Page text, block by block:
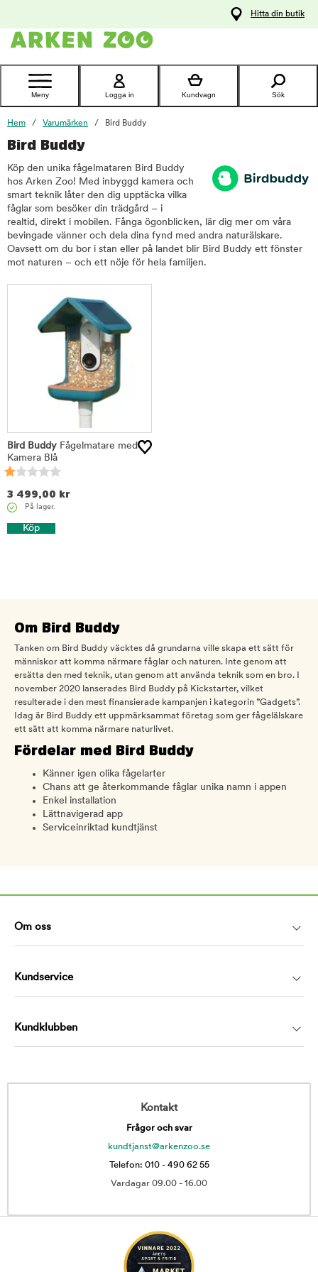
Kontakta
Hitta din butik
Meny Logga in Kundvagn Sök
Hem Varumärken Bird Buddy
Bird Buddy
Köp den unika fågelmataren Bird Buddy
hos Arken Zoo! Med inbyggd kamera och
smart teknik låter den dig upptäcka vilka
fåglar som besöker din trädgård – i
realtid, direkt i mobilen. Fånga ögonblicken, lär dig mer om våra
bevingade vänner och dela dina fynd med andra naturälskare.
Oavsett om du bor i stan eller på landet blir Bird Buddy ett fönster
mot naturen – och ett nöje för hela familjen.
Bird Buddy Fågelmatare med
Kamera Blå
3 499,00 kr
På lager.
Köp
Om Bird Buddy
Tanken om Bird Buddy väcktes då grundarna ville skapa ett sätt för
människor att komma närmare fåglar och naturen. Inte genom att
ersätta den med teknik, utan genom att använda teknik som en bro. I
november 2020 lanserades Bird Buddy på Kickstarter, vilket
resulterade i den mest finansierade kampanjen i kategorin ”Gadgets”.
Idag är Bird Buddy ett uppmärksammat företag som ger fågelälskare
ett sätt att komma närmare naturlivet.
Fördelar med Bird Buddy
Känner igen olika fågelarter
Chans att ge återkommande fåglar unika namn i appen
Enkel installation
Lättnavigerad app
Serviceinriktad kundtjänst
Om oss
Kundservice
Kundklubben
Kontakt
Frågor och svar
kundtjanst@arkenzoo.se
Telefon: 010 - 490 62 55
Vardagar 09.00 - 16.00